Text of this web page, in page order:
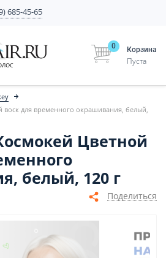
685-45-65
Корзина
0
Пуста
для временного окрашивания, белый,
Цветной
белый, 120 г
Поделиться